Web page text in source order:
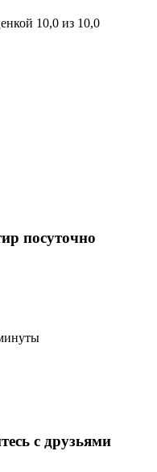
10,0 из 10,0
посуточно
с друзьями